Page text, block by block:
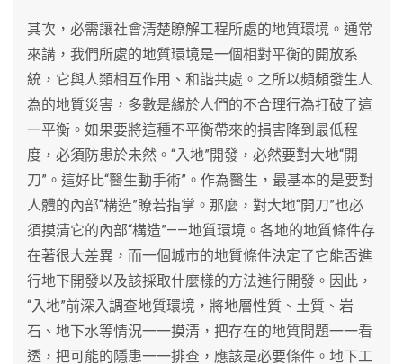
其次，必需讓社會清楚瞭解工程所處的地質環境。通常
來講，我們所處的地質環境是一個相對平衡的開放系
統，它與人類相互作用、和諧共處。之所以頻頻發生人
為的地質災害，多數是緣於人們的不合理行為打破了這
一平衡。如果要將這種不平衡帶來的損害降到最低程
度，必須防患於未然。“入地”開發，必然要對大地“開
刀”。這好比“醫生動手術”。作為醫生，最基本的是要對
人體的內部“構造”瞭若指掌。那麼，對大地“開刀”也必
須摸清它的內部“構造”——地質環境。各地的地質條件存
在著很大差異，而一個城市的地質條件決定了它能否進
行地下開發以及該採取什麼樣的方法進行開發。因此，
“入地”前深入調查地質環境，將地層性質、土質、岩
石、地下水等情況一一摸清，把存在的地質問題一一看
透，把可能的隱患一一排查，應該是必要條件。地下工